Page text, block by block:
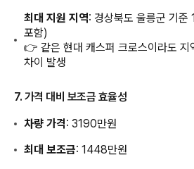
최대 지원 지역: 경상북도 울릉군 기
포함)
👉 같은 현대 캐스퍼 크로스이라도
차이 발생
7. 가격 대비 보조금 효율성
차량 가격: 3190만원
최대 보조금: 1448만원